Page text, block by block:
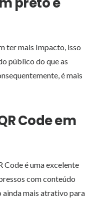
ter mais Impacto, isso
público do que as
é mais
Code em
Code é uma excelente
com conteúdo
ainda mais atrativo para